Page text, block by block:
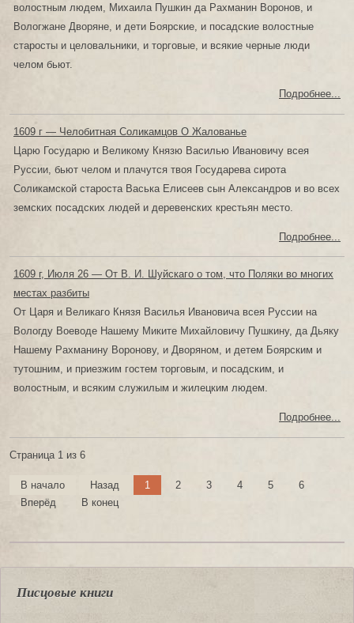
волостным людем, Михаила Пушкин да Рахманин Воронов, и
Вологжане Дворяне, и дети Боярские, и посадские волостные
старосты и целовальники, и торговые, и всякие черные люди
челом бьют.
Подробнее...
1609 г — Челобитная Соликамцов О Жалованье
Царю Государю и Великому Князю Василью Ивановичу всея
Руссии, бьют челом и плачутся твоя Государева сирота
Соликамской староста Васька Елисеев сын Александров и во всех
земских посадских людей и деревенских крестьян место.
Подробнее...
1609 г, Июля 26 — От В. И. Шуйскаго о том, что Поляки во многих
местах разбиты
От Царя и Великаго Князя Василья Ивановича всея Руссии на
Вологду Воеводе Нашему Миките Михайловичу Пушкину, да Дьяку
Нашему Рахманину Воронову, и Дворяном, и детем Боярским и
тутошним, и приезжим гостем торговым, и посадским, и
волостным, и всяким служилым и жилецким людем.
Подробнее...
Страница 1 из 6
В начало Назад 1 2 3 4 5
6
Вперёд
В конец
Писцовые книги